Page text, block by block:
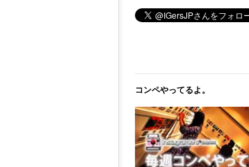
コンペやってるよ。